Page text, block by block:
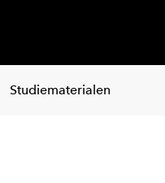
Studiematerialen